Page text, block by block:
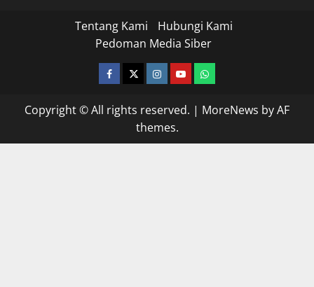
Tentang Kami
Hubungi Kami
Pedoman Media Siber
facebooktwitterinstagram.com
youtubewhatsapp
Copyright © All rights reserved. | MoreNews by AF
themes.